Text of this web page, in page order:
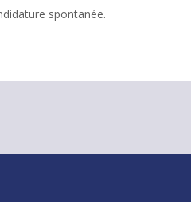
spontanée.